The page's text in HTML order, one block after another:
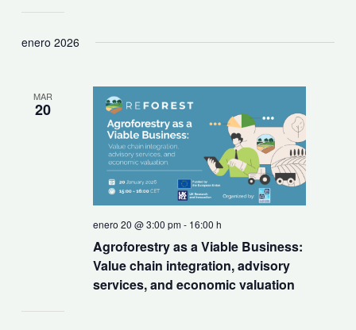
enero 2026
MAR
20
Agroforestry as a Viable Business:
Value chain integration, advisory
services, and economic valuation
enero 20 @ 3:00 pm- 16:00 h